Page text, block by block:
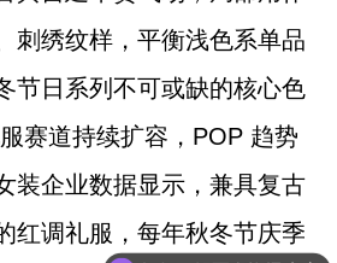
刺绣纹样，平衡浅色系单品
节日系列不可或缺的核心色
赛道持续扩容，POP 趋势
装企业数据显示，兼具复古
红调礼服，每年秋冬节庆季
如何了解更多资讯内容